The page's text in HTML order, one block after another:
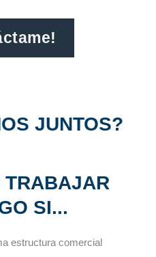
JUNTOS?
TRABAJAR
SI...
estructura comercial